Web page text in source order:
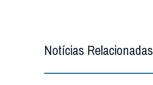
Notícias Relacionadas